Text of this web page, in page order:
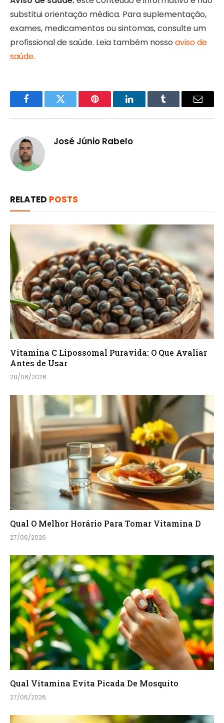
substitui orientação médica. Para suplementação,
exames, medicamentos ou sintomas, consulte um
profissional de saúde. Leia também nosso aviso de
saúde.
FacebookTwitter Pinterest LinkedInTumblr Email
José Júnio Rabelo
RELATED POSTS
Vitamina C Lipossomal Puravida: O Que Avaliar
Antes de Usar
28/06/2026
Qual O Melhor Horário Para Tomar Vitamina D
27/06/2026
Qual Vitamina Evita Picada De Mosquito
27/06/2026